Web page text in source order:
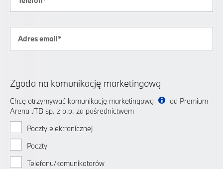
Zgoda na komunikację marketingową
Chcę otrzymywać komunikację marketingową
od Premium
Arena JTB sp. z o.o. za pośrednictwem
Poczty elektronicznej
Poczty
Telefonu/komunikatorów